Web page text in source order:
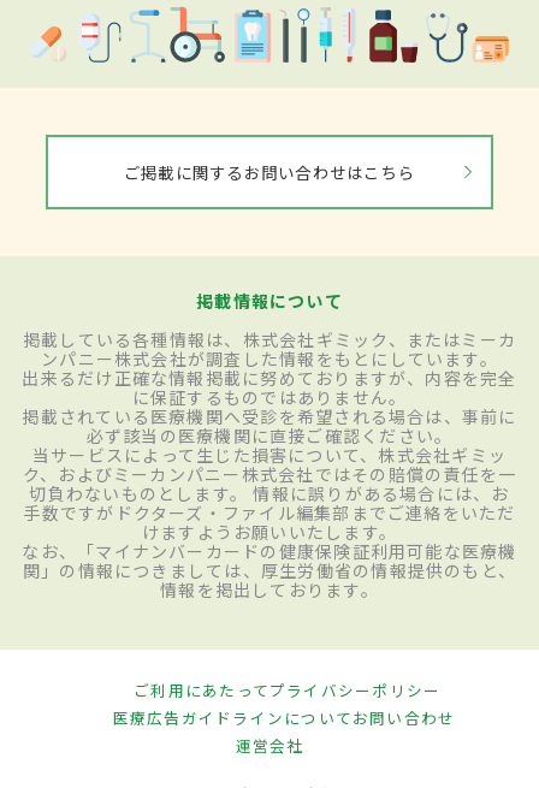
ご掲載に関するお問い合わせはこちら
掲載情報について
掲載している各種情報は、株式会社ギミック、またはミーカ
ンパニー株式会社が調査した情報をもとにしています。
出来るだけ正確な情報掲載に努めておりますが、内容を完全
に保証するものではありません。
掲載されている医療機関へ受診を希望される場合は、事前に
必ず該当の医療機関に直接ご確認ください。
当サービスによって生じた損害について、株式会社ギミッ
ク、およびミーカンパニー株式会社ではその賠償の責任を一
切負わないものとします。 情報に誤りがある場合には、お
手数ですがドクターズ・ファイル編集部までご連絡をいただ
けますようお願いいたします。
なお、「マイナンバーカードの健康保険証利用可能な医療機
関」の情報につきましては、厚生労働省の情報提供のもと、
情報を掲出しております。
ご利用にあたってプライバシーポリシー
医療広告ガイドラインについてお問い合わせ
運営会社